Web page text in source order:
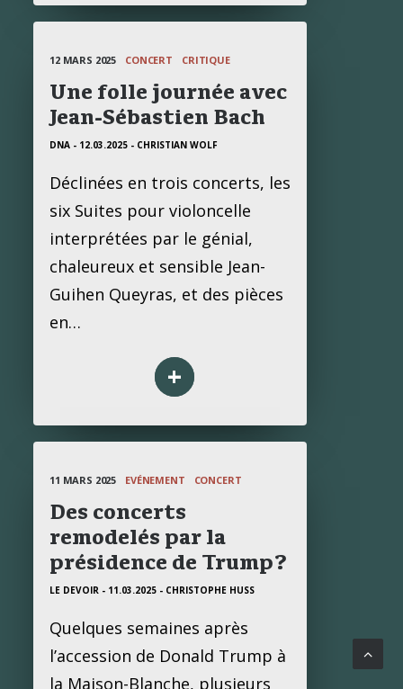
12 MARS 2025 CONCERT CRITIQUE
Une folle journée avec
Jean-Sébastien Bach
DNA - 12.03.2025 - CHRISTIAN WOLF
Déclinées en trois concerts, les
six Suites pour violoncelle
interprétées par le génial,
chaleureux et sensible Jean-
Guihen Queyras, et des pièces
en…
+
11 MARS 2025 EVÉNEMENT CONCERT
Des concerts
remodelés par la
présidence de Trump?
LE DEVOIR - 11.03.2025 - CHRISTOPHE HUSS
Quelques semaines après
l’accession de Donald Trump à
la Maison-Blanche, plusieurs